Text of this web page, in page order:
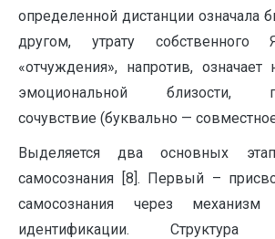
определенной дистанции означала
другом, утрату собственного
«отчуждения», напротив, означает
эмоциональной близости,
сочувствие (буквально —
Выделяется два основных
самосознания [8]. Первый –
самосознания через механизм
идентификации. Структура